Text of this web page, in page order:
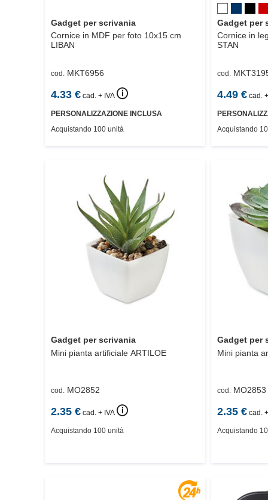
Gadget per scrivania
Cornice in MDF per foto 10x15 cm
LIBAN
cod. MKT6956
4.33 € cad. + IVA 🛈
PERSONALIZZAZIONE INCLUSA
Acquistando 100 unità
Gadget per
Cornice in
STAN
cod.
4.49€ cad.
Acquistando
Gadget per scrivania
Mini pianta artificiale ARTILOE
cod. MO2852
2.35 € cad. + IVA 🛈
Acquistando 100 unità
Gadget per
Mini pianta
cod. MO2853
2.35€ cad.
Acquistando